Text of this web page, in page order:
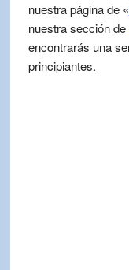
nuestra página de «
nuestra sección de
encontrarás una
principiantes.